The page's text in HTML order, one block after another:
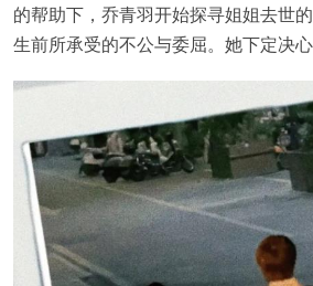
的帮助下，乔青羽开始探寻姐姐去世
生前所承受的不公与委屈。她下定决心